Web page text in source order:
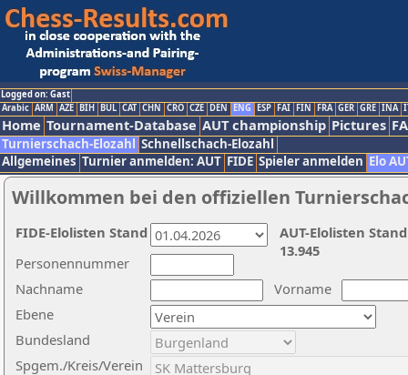
Logged on: Gast
Arabic ARM AZE BIH BUL CAT CHN CRO CZE DEN ENG ESP FAI FIN FRA GER GRE INA
Home Tournament-Database AUT championship Pictures
Turnierschach-Elozahl Schnellschach-Elozahl
Allgemeines Turnier anmelden: AUT FIDE Spieler anmelden Elo
Willkommen bei den offiziellen
Nachname
Vorname
Ebene
Personennummer
Bundesland
Spgem./Kreis/Verein
AUT-Elolisten
13.945
FIDE-Elolisten Stand